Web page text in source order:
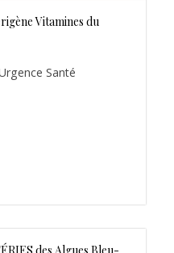
Vitamines du
Santé